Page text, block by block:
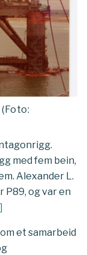
med fem bein,
Alexander L.
P89, og var en
]
et samarbeid